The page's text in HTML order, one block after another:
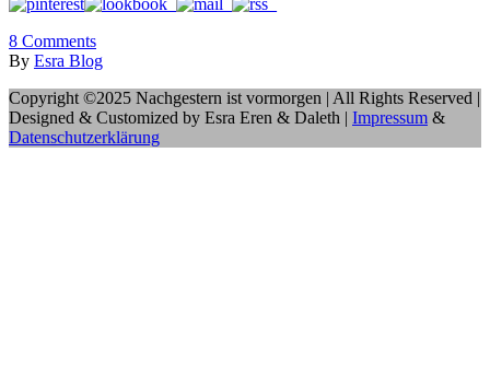
8 Comments
By Esra Blog
Copyright ©2025 Nachgestern ist vormorgen | All Rights Reserved |
Designed & Customized by Esra Eren & Daleth | Impressum &
Datenschutzerklärung